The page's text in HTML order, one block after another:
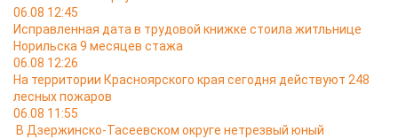
06.08 12:45
Исправленная дата в трудовой книжке стоила житльнице
Норильска 9 месяцев стажа
06.08 12:26
На территории Красноярского края сегодня действуют 248
лесных пожаров
06.08 11:55
В Дзержинско-Тасеевском округе нетрезвый юный